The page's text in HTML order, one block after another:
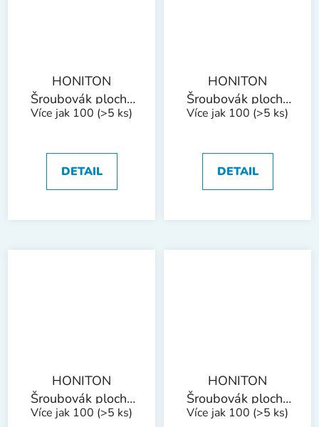
HONITON
Šroubovák plochý
PL 1000V |
Více jak 100 (>5 ks)
DETAIL
HONITON
Šroubovák plochý
PL 1000V |
Více jak 100 (>5 ks)
DETAIL
HONITON
Šroubovák plochý
PL 1000V |
Více jak 100 (>5 ks)
HONITON
Šroubovák plochý
PL 1000V |
Více jak 100 (>5 ks)